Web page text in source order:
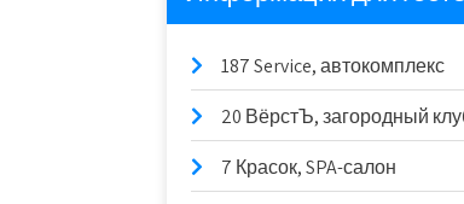
187 Service, автокомплекс
20 ВёрстЪ, загородный
7 Красок, SPA-салон